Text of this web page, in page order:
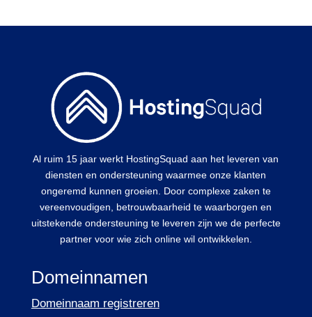
Al ruim 15 jaar werkt HostingSquad aan het leveren van
diensten en ondersteuning waarmee onze klanten
ongeremd kunnen groeien. Door complexe zaken te
vereenvoudigen, betrouwbaarheid te waarborgen en
uitstekende ondersteuning te leveren zijn we de perfecte
partner voor wie zich online wil ontwikkelen.
Domeinnamen
Domeinnaam registreren